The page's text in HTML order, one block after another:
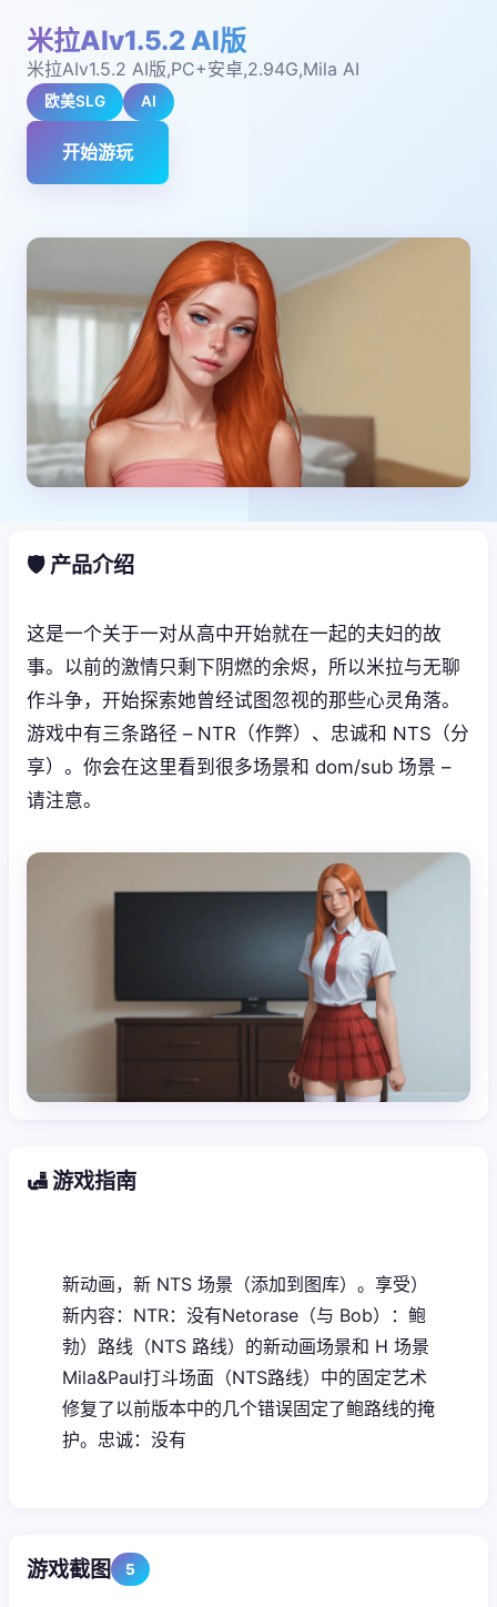
米拉AIv1.5.2 AI版
米拉AIv1.5.2 AI版,PC+安卓,2.94G,Mila AI
欧美SLG AI
开始游玩
🛡️ 产品介绍
这是一个关于一对从高中开始就在一起的夫妇的故
事。以前的激情只剩下阴燃的余烬，所以米拉与无聊
作斗争，开始探索她曾经试图忽视的那些心灵角落。
游戏中有三条路径 – NTR（作弊）、忠诚和 NTS（分
享）。你会在这里看到很多场景和 dom/sub 场景 –
请注意。
🛃 游戏指南
新动画，新 NTS 场景（添加到图库）。享受）
新内容：NTR：没有Netorase（与 Bob）：鲍
勃）路线（NTS 路线）的新动画场景和 H 场景
Mila&Paul打斗场面（NTS路线）中的固定艺术
修复了以前版本中的几个错误固定了鲍路线的掩
护。忠诚：没有
游戏截图 5